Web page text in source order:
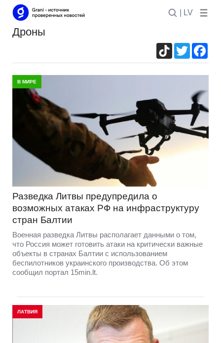
| LV
дроны
TikTokTwitter
В МИРЕ
Разведка Литвы предупредила о
возможных атаках РФ на инфраструктуру
стран Балтии
Военная разведка Литвы располагает данными о том,
что Россия может готовить атаки на критически важные
объекты в странах Балтии с использованием
беспилотников украинского производства. Об этом
сообщил портал 15min.lt.
ЛАТВИЯ